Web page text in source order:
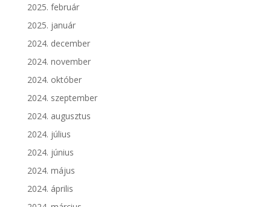
2025. február
2025. január
2024. december
2024. november
2024. október
2024. szeptember
2024. augusztus
2024. július
2024. június
2024. május
2024. április